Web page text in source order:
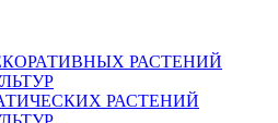
РАСТЕНИЙ
РАСТЕНИЙ